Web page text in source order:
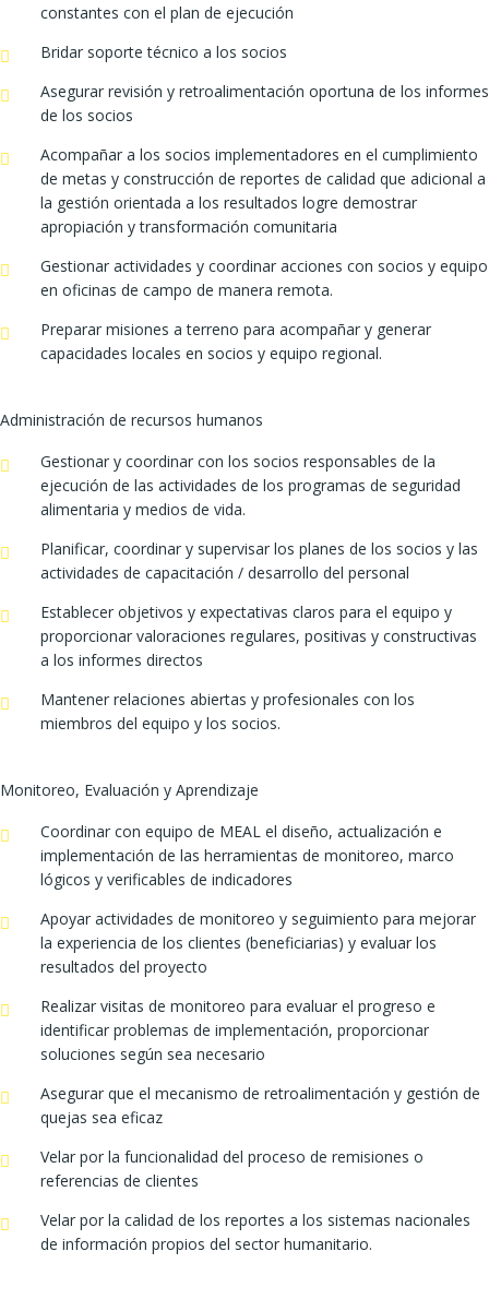
constantes con el plan de ejecución
Bridar soporte técnico a los socios
Asegurar revisión y retroalimentación oportuna de los informes
de los socios
Acompañar a los socios implementadores en el cumplimiento
de metas y construcción de reportes de calidad que adicional a
la gestión orientada a los resultados logre demostrar
apropiación y transformación comunitaria
Gestionar actividades y coordinar acciones con socios y equipo
en oficinas de campo de manera remota.
Preparar misiones a terreno para acompañar y generar
capacidades locales en socios y equipo regional.
Administración de recursos humanos
Gestionar y coordinar con los socios responsables de la
ejecución de las actividades de los programas de seguridad
alimentaria y medios de vida.
Planificar, coordinar y supervisar los planes de los socios y las
actividades de capacitación / desarrollo del personal
Establecer objetivos y expectativas claros para el equipo y
proporcionar valoraciones regulares, positivas y constructivas
a los informes directos
Mantener relaciones abiertas y profesionales con los
miembros del equipo y los socios.
Monitoreo, Evaluación y Aprendizaje
Coordinar con equipo de MEAL el diseño, actualización e
implementación de las herramientas de monitoreo, marco
lógicos y verificables de indicadores
Apoyar actividades de monitoreo y seguimiento para mejorar
la experiencia de los clientes (beneficiarias) y evaluar los
resultados del proyecto
Realizar visitas de monitoreo para evaluar el progreso e
identificar problemas de implementación, proporcionar
soluciones según sea necesario
Asegurar que el mecanismo de retroalimentación y gestión de
quejas sea eficaz
Velar por la funcionalidad del proceso de remisiones o
referencias de clientes
Velar por la calidad de los reportes a los sistemas nacionales
de información propios del sector humanitario.